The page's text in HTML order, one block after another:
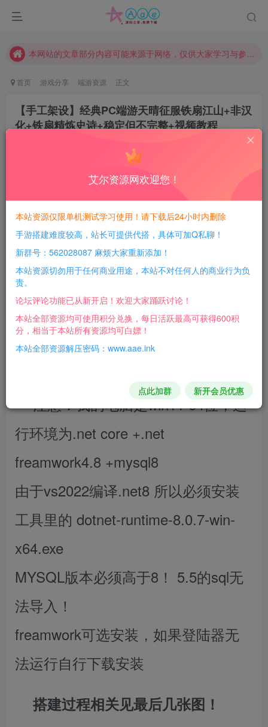
现在赞助会员享受专属折扣，详情点击此条公告。
本网站的文章部分内容可能来源于网络，仅供大家学习与参考，如有侵权，请联系站长QQ466107887进行删除处理。
首页 游戏分享 端游资源 正文
【手工架设】经典PC端游天晴征服铁扇江山+非汉
化+铁扇精炼史诗+稳定但不完整+视频教程
每日活跃最高可获得600积分！所有资源可以使用
积分免费兑换！
本站全部资源均可使用积分兑换，每日活跃最高可获得
600积分，相当于本站所有资源均可白嫖！
游戏介绍：
这个端很稳定但是功能并不完整，
npc对话是在数据库中，有能力的朋友
注意：我的电脑是win11 64位，运
行环境为.net core +.net
freamwork4.8 +mysql8
由于vs2022编译.net8 所以必须安装
工具里的 dotnet-runtime-8.0.7-win-
x64.exe
MYSQL版本必须高于8！ 5.5的sql无
法导入！
freamwork可选安装，如果登陆器无
法运行自行下载安装
搭建过程相关见最后几张图！
艾尔资源网欢迎您！
本站资源仅限单机测试学习使用！请下载后24小时内删除
手游搭建难度较高，站长可提供代搭，具体可加Q私聊！
新群号：562028087 麻烦大家重新添加！
本站资源切勿用于任何商业用途，本站不对任何人的商业行为负
责。
论坛评论功能已从新开启！欢迎大家踊跃讨论！
本站全部资源均可使用积分兑换，每日活跃最高可获得600积
分，相当于本站所有资源均可白嫖！
本站全部资源解压密码：www.aae.ink
点此加群 新开会员优惠